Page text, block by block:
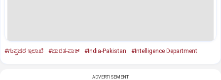
#ಗುಪ್ತಚರ ಇಲಾಖೆ #ಭಾರತ-ಪಾಕ್‌ #India-Pakistan #Intelligence Department
ADVERTISEMENT